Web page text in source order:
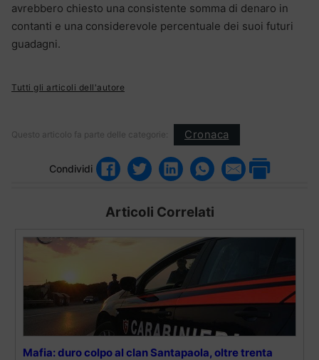
avrebbero chiesto una consistente somma di denaro in
contanti e una considerevole percentuale dei suoi futuri
guadagni.
Tutti gli articoli dell'autore
Questo articolo fa parte delle categorie: Cronaca
Condividi
Articoli Correlati
Mafia: duro colpo al clan Santapaola, oltre trenta